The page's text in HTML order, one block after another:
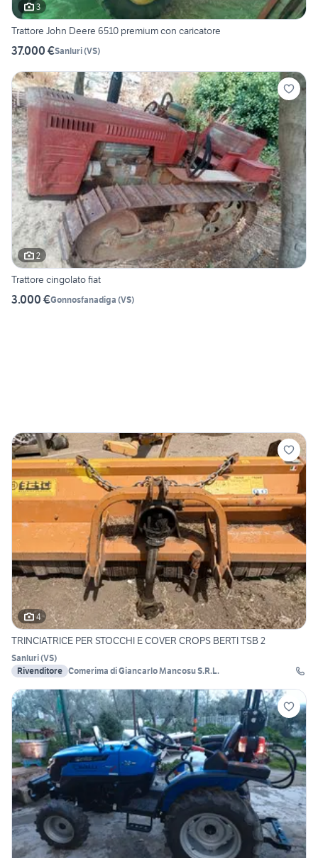
3
Trattore John Deere 6510 premium con caricatore
37.000 €Sanluri(VS)
2
Trattore cingolato fiat
3.000 €Gonnosfanadiga (VS)
4
TRINCIATRICE PER STOCCHI E COVER CROPS BERTI TSB 2
Sanluri(VS)
Rivenditore Comerima di Giancarlo Mancosu S.R.L.